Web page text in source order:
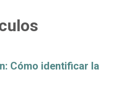
Cómo identificar la